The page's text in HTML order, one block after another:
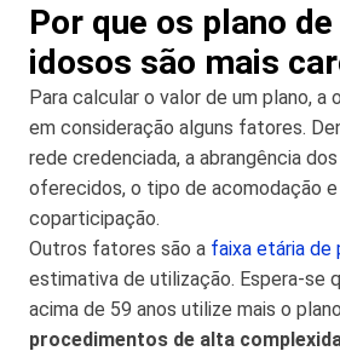
Por que os plano
idosos são mais
Para calcular o valor de um plano, a
em consideração alguns fatores.
rede credenciada, a abrangência
oferecidos, o tipo de acomodação
coparticipação.
Outros fatores são a faixa etária de
estimativa de utilização. Espera-se
acima de 59 anos utilize mais o
procedimentos de alta